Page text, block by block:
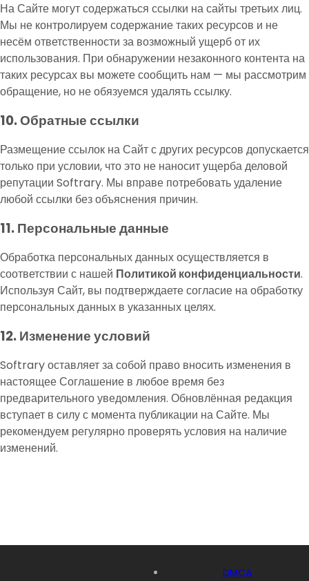
На Сайте могут содержаться ссылки на сайты третьих лиц.
Мы не контролируем содержание таких ресурсов и не
несём ответственности за возможный ущерб от их
использования. При обнаружении незаконного контента на
таких ресурсах вы можете сообщить нам — мы рассмотрим
обращение, но не обязуемся удалять ссылку.
10. Обратные ссылки
Размещение ссылок на Сайт с других ресурсов допускается
только при условии, что это не наносит ущерба деловой
репутации Softrary. Мы вправе потребовать удаление
любой ссылки без объяснения причин.
11. Персональные данные
Обработка персональных данных осуществляется в
соответствии с нашей Политикой конфиденциальности.
Используя Сайт, вы подтверждаете согласие на обработку
персональных данных в указанных целях.
12. Изменение условий
Softrary оставляет за собой право вносить изменения в
настоящее Соглашение в любое время без
предварительного уведомления. Обновлённая редакция
вступает в силу с момента публикации на Сайте. Мы
рекомендуем регулярно проверять условия на наличие
изменений.
DMCA